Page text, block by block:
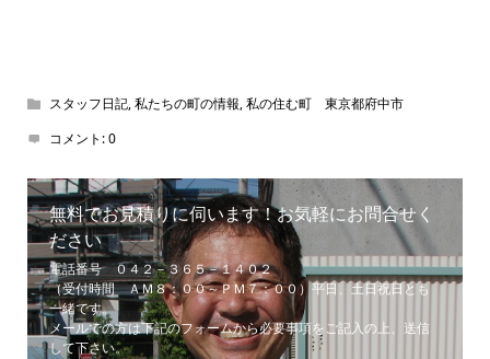
スタッフ日記,私たちの町の情報,私の住む町 東京都府中市
コメント:0
無料でお見積りに伺います！お気軽にお問合せく
ださい
電話番号 ０４２－３６５－１４０２
（受付時間 ＡＭ８：００～ＰＭ７：００）平日、土日祝日とも
一緒です。
メールでの方は下記のフォームから必要事項をご記入の上、送信
して下さい。